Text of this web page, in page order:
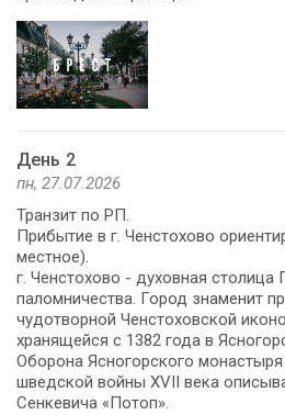
День 2
пн, 27.07.2026
Транзит по РП.
Прибытие в г. Ченстохово
местное).
г. Ченстохово - духовная столица
паломничества. Город знаменит
чудотворной Ченстоховской
хранящейся с 1382 года в
Оборона Ясногорского
шведской войны XVII века
Сенкевича «Потоп».